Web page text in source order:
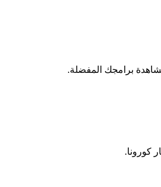
برامجك المفضلة.
كورونا.